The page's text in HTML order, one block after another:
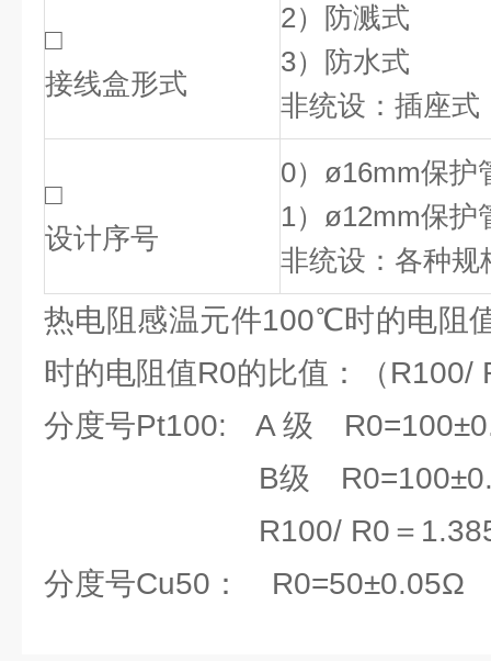
□
接线盒形式
2）防溅式
3）防水式
非统设：插座式
□
设计序号
0）ø16mm保护
1）ø12mm保护
非统设：各种规
热电阻感温元件100℃时的电阻
时的电阻值R0的比值：（R100/
分度号Pt100: A 级
B级
R100/ R0＝
分度号Cu50： R0=50±0.05Ω